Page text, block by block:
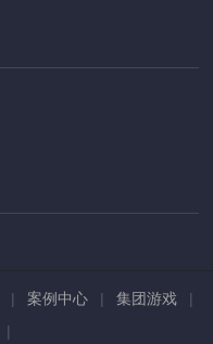
| 案例中心 | 集团游戏 |
|